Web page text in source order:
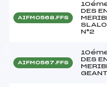
AIFM0568.FFS
DES
N°2
AIFM0567.FFS
DES